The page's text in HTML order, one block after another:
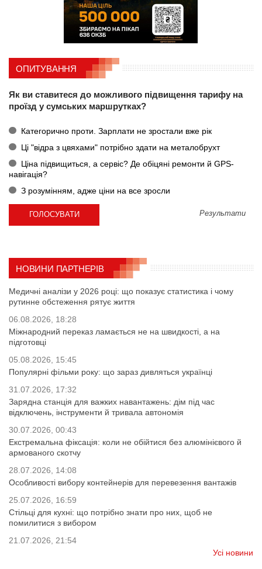
ОПИТУВАННЯ
Як ви ставитеся до можливого підвищення тарифу на
проїзд у сумських маршрутках?
Категорично проти. Зарплати не зростали вже рік
Ці "відра з цвяхами" потрібно здати на металобрухт
Ціна підвищиться, а сервіс? Де обіцяні ремонти й GPS-
навігація?
З розумінням, адже ціни на все зросли
Результати
НОВИНИ ПАРТНЕРІВ
Медичні аналізи у 2026 році: що показує статистика і чому
рутинне обстеження рятує життя
06.08.2026, 18:28
Міжнародний переказ ламається не на швидкості, а на
підготовці
05.08.2026, 15:45
Популярні фільми року: що зараз дивляться українці
31.07.2026, 17:32
Зарядна станція для важких навантажень: дім під час
відключень, інструменти й тривала автономія
30.07.2026, 00:43
Екстремальна фіксація: коли не обійтися без алюмінієвого й
армованого скотчу
28.07.2026, 14:08
Особливості вибору контейнерів для перевезення вантажів
25.07.2026, 16:59
Стільці для кухні: що потрібно знати про них, щоб не
помилитися з вибором
21.07.2026, 21:54
Усі новини